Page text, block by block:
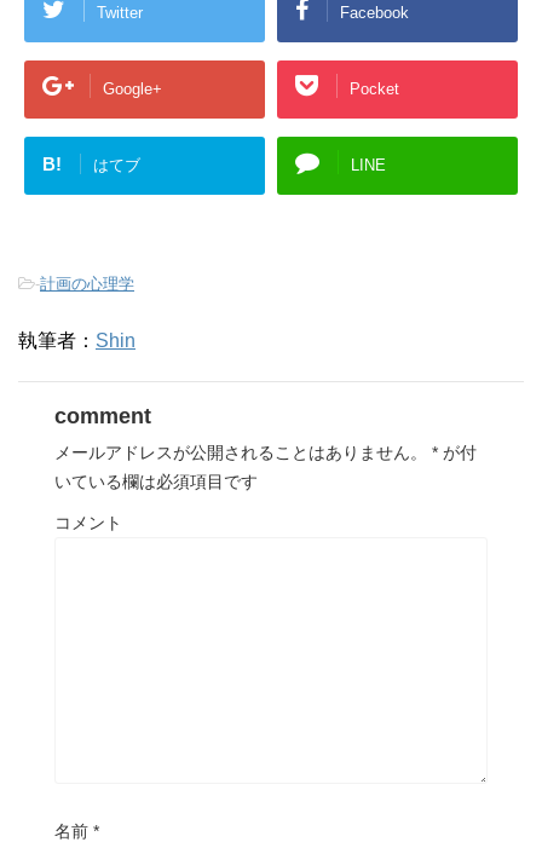
Twitter Facebook
Google+ Pocket
B! はてブ LINE
-計画の心理学
執筆者： Shin
comment
メールアドレスが公開されることはありません。 * が付
いている欄は必須項目です
コメント
名前 *